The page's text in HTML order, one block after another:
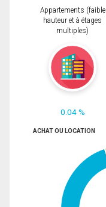
Appartements (faible
hauteur et à étages
multiples)
0.04 %
ACHAT OU LOCATION